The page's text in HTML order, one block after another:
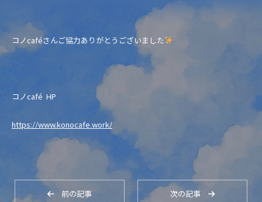
コノcaféさんご協力ありがとうございました
コノcafé HP
https://www.konocafe.work/
前の記事 次の記事